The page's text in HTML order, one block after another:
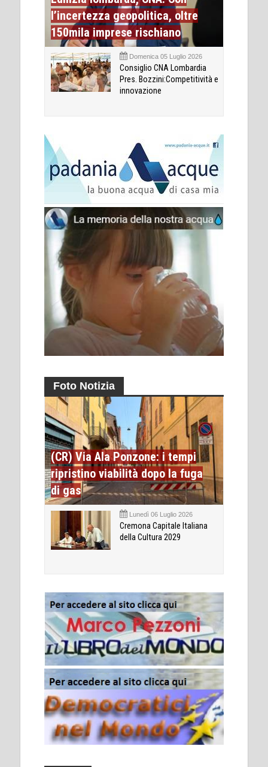
l’incertezza geopolitica, oltre
150mila imprese rischiano
Domenica 05 Luglio 2026
Consiglio CNA Lombardia
Pres. Bozzini:Competitività e
innovazione
Foto Notizia
(CR) Via Ala Ponzone: i tempi
ripristino viabilità dopo la fuga
di gas
Lunedì 06 Luglio 2026
Cremona Capitale Italiana
della Cultura 2029